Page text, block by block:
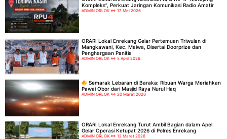
Kompleks”, Perkuat Jaringan Komunikasi Radio Amatir
ADMIN ORLOK 17 Mei 2026
ORARI Lokal Enrekang Gelar Pertemuan Triwulan di
Mangkawani, Kec. Maiwa, Disertai Doorprize dan
Penghargaan Panitia
ADMIN ORLOK 5 April 2026
Semarak Lebaran di Baraka: Ribuan Warga Meriahkan
Pawai Obor dari Masjid Raya Nurul Haq
ADMIN ORLOK 20 Maret 2026
ORARI Lokal Enrekang Turut Ambil Bagian dalam Apel
Gelar Operasi Ketupat 2026 di Polres Enrekang
ADMIN ORLOK 12 Maret 2026